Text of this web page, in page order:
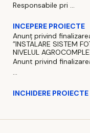
Responsabile pri ...
INCEPERE PROIECTE
Anunț privind
”INSTALARE SISTEM
NIVELUL
Anunt privind
...
INCHIDERE PROIECTE